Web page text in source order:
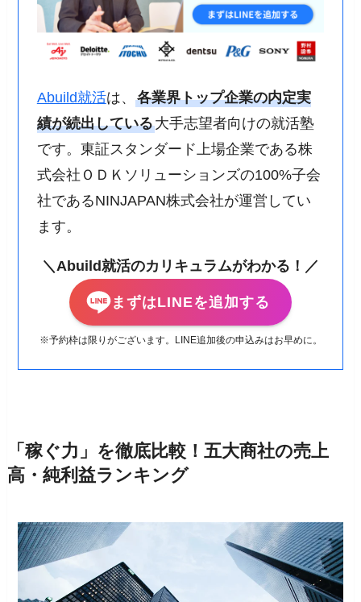
Abuild就活は、 各業界トップ企業の内定実
績が続出している大手志望者向けの就活塾
です。東証スタンダード上場企業である株
式会社ＯＤＫソリューションズの100%子会
社であるNINJAPAN株式会社が運営してい
ます。
＼Abuild就活のカリキュラムがわかる！／
まずはLINEを追加する
※予約枠は限りがございます。LINE追加後の申込みはお早めに。
「稼ぐ力」を徹底比較！五大商社の売上
高・純利益ランキング